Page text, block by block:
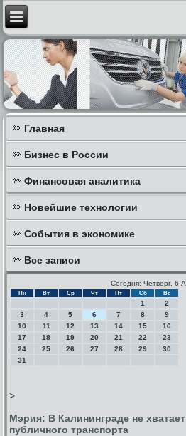
Главная
Бизнес в России
Финансовая аналитика
Новейшие технологии
События в экономике
Все записи
Сегодня: Четверг, 6
Пн Вт Ср Чт Пт Сб Вс
1
2
3
4 5 6 7 8
9
10
11 12 13 14 15
16
17
18 19 20 21 22
23
24
25 26 27 28 29
30
31
>
Мэрия: В Калининграде не
публичного транспорта